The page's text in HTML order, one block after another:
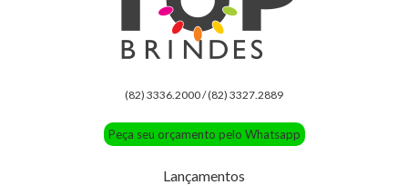
(82) 3336.2000 / (82) 3327.2889
Peça seu orçamento pelo Whatsapp
Lançamentos